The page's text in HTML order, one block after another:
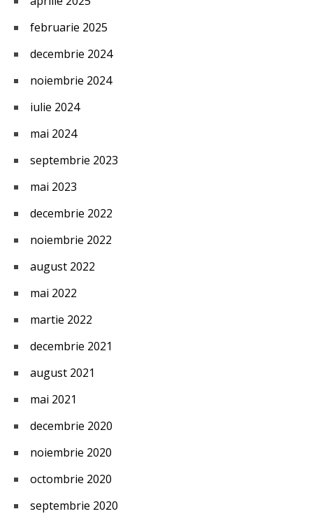
februarie 2025
decembrie 2024
noiembrie 2024
iulie 2024
mai 2024
septembrie 2023
mai 2023
decembrie 2022
noiembrie 2022
august 2022
mai 2022
martie 2022
decembrie 2021
august 2021
mai 2021
decembrie 2020
noiembrie 2020
octombrie 2020
septembrie 2020